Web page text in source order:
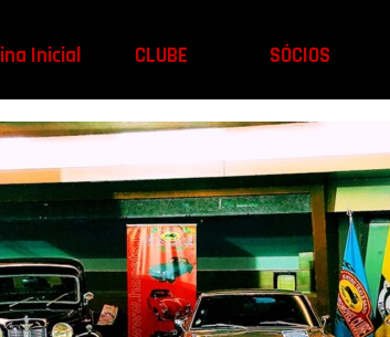
Inicial CLUBE SÓCIOS